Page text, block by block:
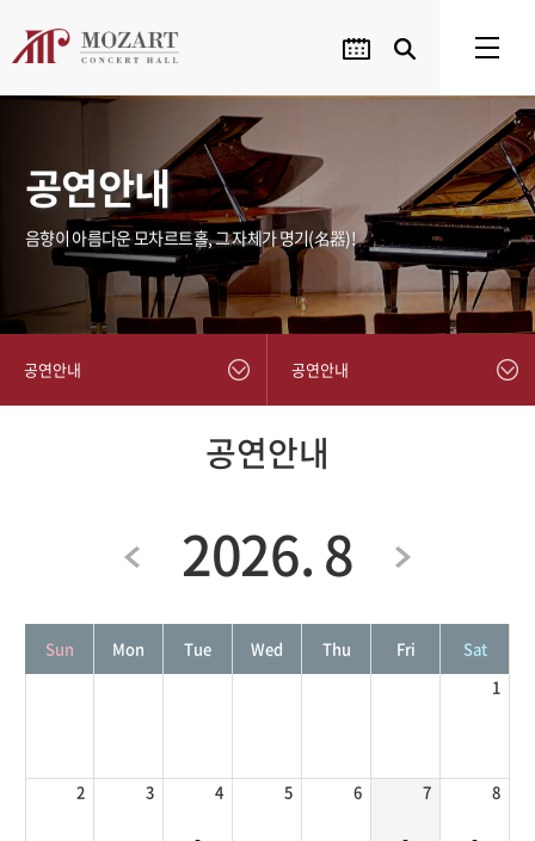
공연안내
음향이 아름다운 모차르트홀, 그 자체가 명기(名器)!
공연안내 공연안내
공연안내
2026. 8
Sun Mon Tue Wed Thu Fri
Sat
1
2 3 4 5 6 7 8